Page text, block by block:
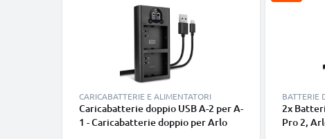
CARICABATTERIE E ALIMENTATORI
Caricabatterie doppio USB A-2 per A-
1 - Caricabatterie doppio per Arlo
BATTERIE
2x
Pro 2,